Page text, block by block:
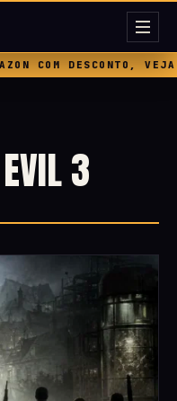
DESCONTO,
3